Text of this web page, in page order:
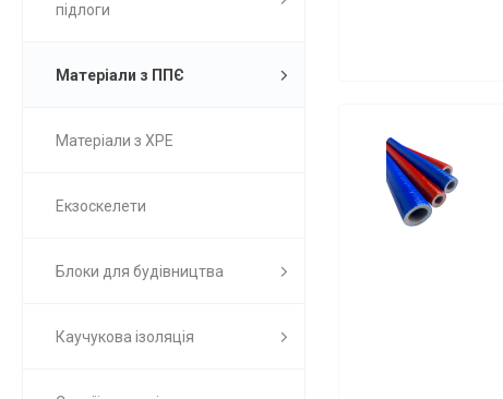
підлоги
Матеріали з ППЄ
Матеріали з ХРЕ
Екзоскелети
Блоки для будівництва
Каучукова ізоляція